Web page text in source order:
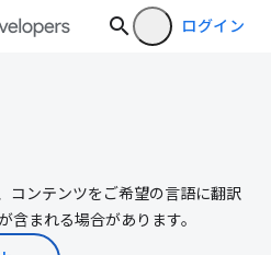
ログイン
コンテンツをご希望の言語に翻訳
含まれる場合があります。